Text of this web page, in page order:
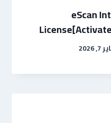
eScan
2026